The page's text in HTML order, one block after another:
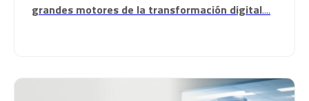
grandes motores de la transformación digital....